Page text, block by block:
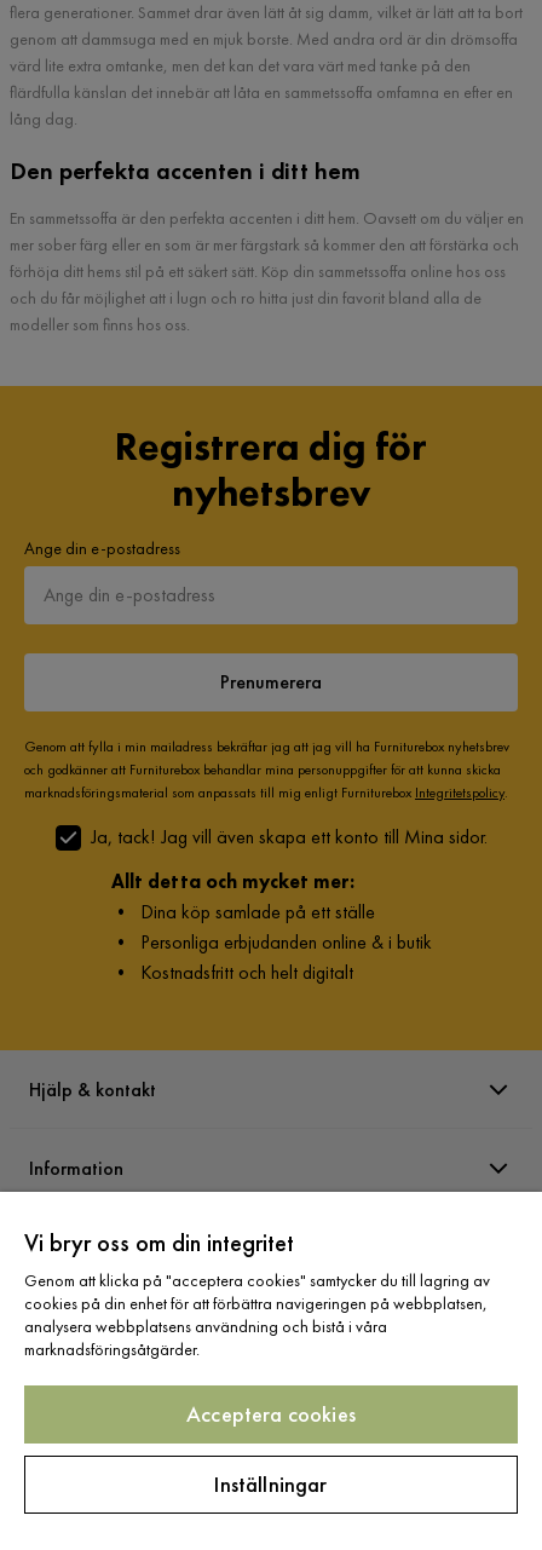
flera generationer. Sammet drar även lätt åt sig damm, vilket är lätt att ta bort
genom att dammsuga med en mjuk borste. Med andra ord är din drömsoffa
värd lite extra omtanke, men det kan det vara värt med tanke på den
flärdfulla känslan det innebär att låta en sammetssoffa omfamna en efter en
lång dag.
Den perfekta accenten i ditt hem
En sammetssoffa är den perfekta accenten i ditt hem. Oavsett om du väljer en
mer sober färg eller en som är mer färgstark så kommer den att förstärka och
förhöja ditt hems stil på ett säkert sätt. Köp din sammetssoffa online hos oss
och du får möjlighet att i lugn och ro hitta just din favorit bland alla de
modeller som finns hos oss.
Registrera dig för
nyhetsbrev
Ange din e-postadress
Prenumerera
Genom att fylla i min mailadress bekräftar jag att jag vill ha Furniturebox nyhetsbrev
och godkänner att Furniturebox behandlar mina personuppgifter för att kunna skicka
marknadsföringsmaterial som anpassats till mig enligt Furniturebox Integritetspolicy.
Ja, tack! Jag vill även skapa ett konto till Mina sidor.
Allt detta och mycket mer:
• Dina köp samlade på ett ställe
• Personliga erbjudanden online & i butik
• Kostnadsfritt och helt digitalt
Hjälp & kontakt
Information
Varumärken
Sortiment
Följ oss
Vi bryr oss om din integritet
Genom att klicka på "acceptera cookies" samtycker du till lagring av
cookies på din enhet för att förbättra navigeringen på webbplatsen,
analysera webbplatsens användning och bistå i våra
marknadsföringsåtgärder.
Acceptera cookies
Inställningar